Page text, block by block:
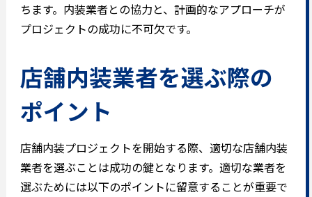
ちます。内装業者との協力と、計画的なアプローチが
プロジェクトの成功に不可欠です。
店舗内装業者を選ぶ際の
ポイント
店舗内装プロジェクトを開始する際、適切な店舗内装
業者を選ぶことは成功の鍵となります。適切な業者を
選ぶためには以下のポイントに留意することが重要で